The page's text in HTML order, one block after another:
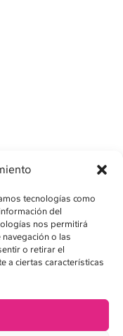
tecnologías como
del
nos permitirá
o las
o retirar el
a ciertas características